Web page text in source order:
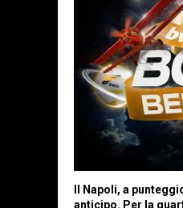
Il Napoli, a
anticipo. Per la